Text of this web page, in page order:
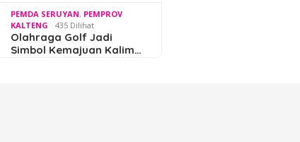
PEMDA SERUYAN, PEMPROV
KALTENG
435 Dilihat
Olahraga Golf Jadi
Simbol Kemajuan Kalim…